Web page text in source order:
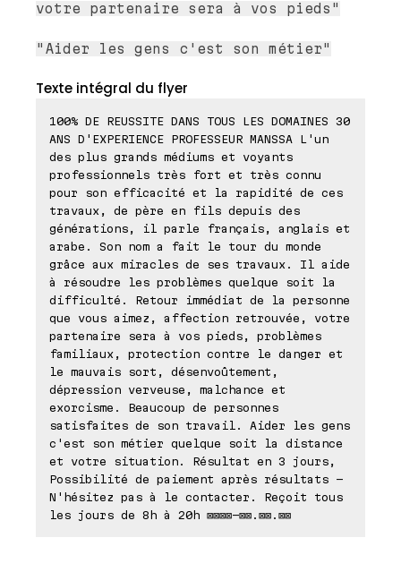
votre partenaire sera à vos pieds"
"Aider les gens c'est son métier"
Texte intégral du flyer
100% DE REUSSITE DANS TOUS LES DOMAINES 30
ANS D'EXPERIENCE PROFESSEUR MANSSA L'un
des plus grands médiums et voyants
professionnels très fort et très connu
pour son efficacité et la rapidité de ces
travaux, de père en fils depuis des
générations, il parle français, anglais et
arabe. Son nom a fait le tour du monde
grâce aux miracles de ses travaux. Il aide
à résoudre les problèmes quelque soit la
difficulté. Retour immédiat de la personne
que vous aimez, affection retrouvée, votre
partenaire sera à vos pieds, problèmes
familiaux, protection contre le danger et
le mauvais sort, désenvoûtement,
dépression verveuse, malchance et
exorcisme. Beaucoup de personnes
satisfaites de son travail. Aider les gens
c'est son métier quelque soit la distance
et votre situation. Résultat en 3 jours,
Possibilité de paiement après résultats -
N'hésitez pas à le contacter. Reçoit tous
les jours de 8h à 20h ⊠⊠⊠⊠-⊠⊠.⊠⊠.⊠⊠